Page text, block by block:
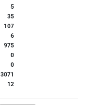
5
35
107
6
975
0
0
3071
12